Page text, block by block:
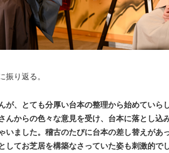
り返る。
が、とても分厚い台本の整理から始めていら
んからの色々な意見を受け、台本に落とし込
いました。稽古のたびに台本の差し替えがあ
してお芝居を構築なさっていた姿も刺激的で